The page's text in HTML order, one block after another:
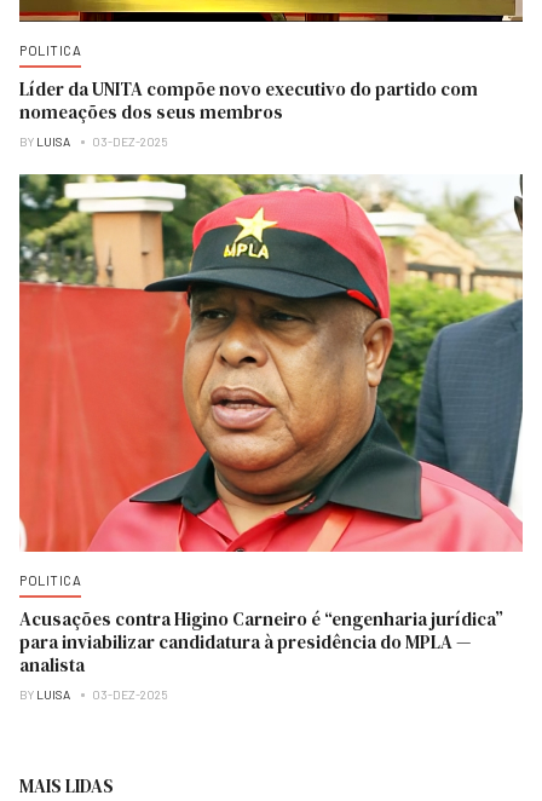
POLITICA
Líder da UNITA compõe novo executivo do partido com
nomeações dos seus membros
BY LUISA 03-DEZ-2025
POLITICA
Acusações contra Higino Carneiro é “engenharia jurídica”
para inviabilizar candidatura à presidência do MPLA —
analista
BY LUISA 03-DEZ-2025
MAIS LIDAS